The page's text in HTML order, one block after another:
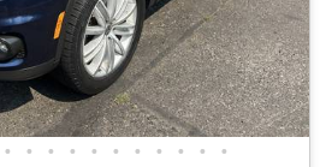
• • • • • • • • • • •